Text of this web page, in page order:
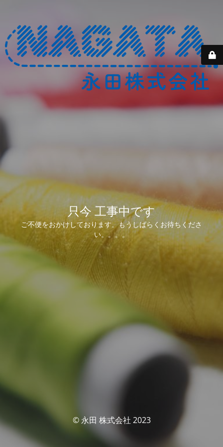
只今 工事中です
ご不便をおかけしております。もうしばらくお待ちくださ
い。。。。
© 永田 株式会社 2023